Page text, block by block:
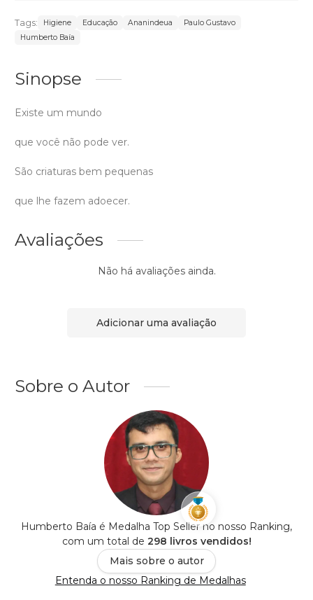
Tags: Higiene Educação Ananindeua
Paulo Gustavo
Humberto Baía
Sinopse
Existe um mundo
que você não pode ver.
São criaturas bem pequenas
que lhe fazem adoecer.
Avaliações
Não há avaliações ainda.
Adicionar uma avaliação
Sobre o Autor
Humberto Baía é Medalha Top Seller no nosso Ranking,
com um total de 298 livros vendidos!
Mais sobre o autor
Entenda o nosso Ranking de Medalhas